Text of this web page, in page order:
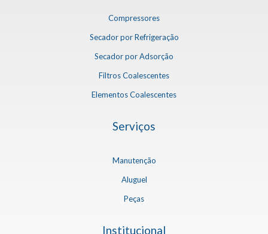
Compressores
Secador por Refrigeração
Secador por Adsorção
Filtros Coalescentes
Elementos Coalescentes
Serviços
Manutenção
Aluguel
Peças
Institucional